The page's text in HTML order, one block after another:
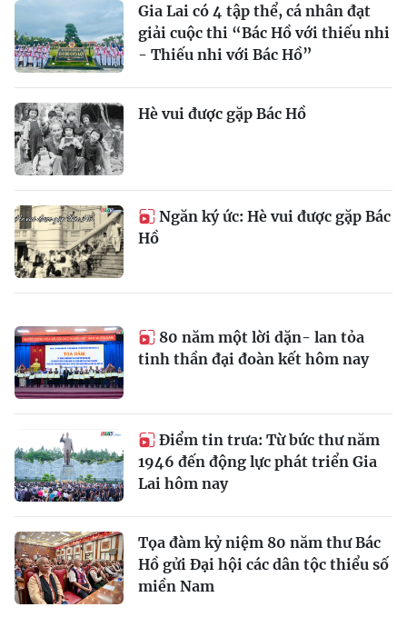
Gia Lai có 4 tập thể, cá nhân đạt
giải cuộc thi “Bác Hồ với thiếu nhi
- Thiếu nhi với Bác Hồ”
Hè vui được gặp Bác Hồ
Ngăn ký ức: Hè vui được gặp Bác
Hồ
80 năm một lời dặn- lan tỏa
tinh thần đại đoàn kết hôm nay
Điểm tin trưa: Từ bức thư năm
1946 đến động lực phát triển Gia
Lai hôm nay
Tọa đàm kỷ niệm 80 năm thư Bác
Hồ gửi Đại hội các dân tộc thiểu số
miền Nam